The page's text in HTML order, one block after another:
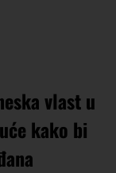
vlast u
kako bi